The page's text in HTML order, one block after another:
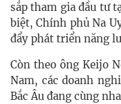
sắp tham gia đầu tư
biệt, Chính phủ Na
đẩy phát triển năng
Còn theo ông Keijo
Nam, các doanh
Bắc Âu đang cùng